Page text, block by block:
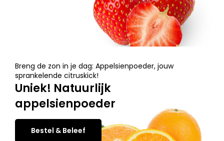
Breng de zon in je dag: Appelsienpoeder, jouw
sprankelende citruskick!
Uniek! Natuurlijk
appelsienpoeder
Bestel & Beleef